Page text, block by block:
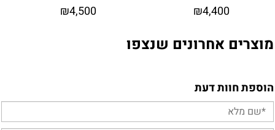
₪4,400
₪4,500
מוצרים אחרונים שנצפו
הוספת חוות דעת